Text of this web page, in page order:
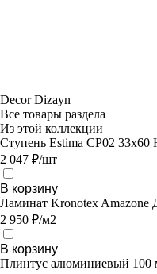
Decor Dizayn
Все товары раздела
Из этой коллекции
Ступень Estima CP02 33x60
2 047 ₽/шт
В корзину
Ламинат Kronotex Amazone
2 950 ₽/м2
В корзину
Плинтус алюминиевый 100